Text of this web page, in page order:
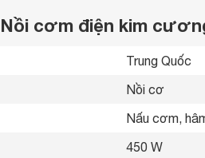
cơm điện kim
Trung Quốc
Nồi cơ
Nấu cơm,
450 W